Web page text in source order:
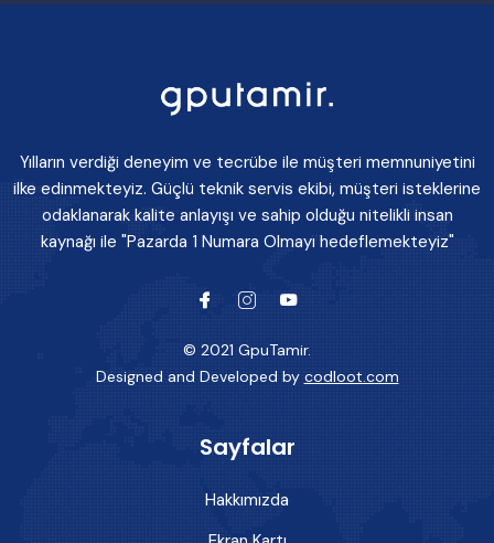
Yılların verdiği deneyim ve tecrübe ile müşteri memnuniyetini
ilke edinmekteyiz. Güçlü teknik servis ekibi, müşteri isteklerine
odaklanarak kalite anlayışı ve sahip olduğu nitelikli insan
kaynağı ile "Pazarda 1 Numara Olmayı hedeflemekteyiz"
© 2021 GpuTamir.
Designed and Developed by codloot.com
Sayfalar
Hakkımızda